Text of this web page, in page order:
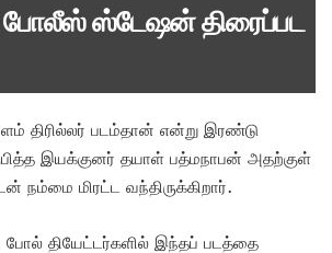
போலீஸ் ஸ்டேஷன் திரைப்பட
திரில்லர் படம்தான் என்று இரண்டு
இயக்குனர் தயாள் பத்மநாபன் அதற்குள்
நம்மை மிரட்ட வந்திருக்கிறார்.
தியேட்டர்களில் இந்தப் படத்தை